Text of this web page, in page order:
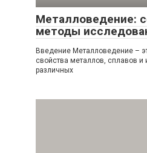
Металловедение:
методы
Введение Металловедение –
свойства металлов, сплавов и
различных